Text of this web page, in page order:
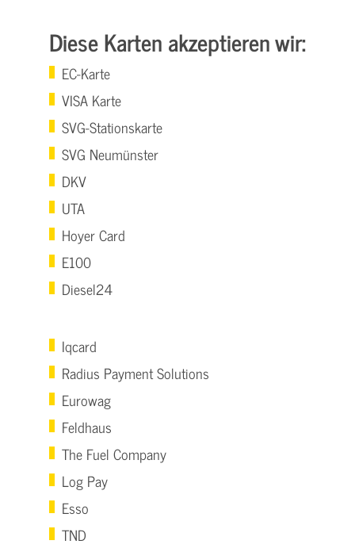
Diese Karten akzeptieren wir:
EC-Karte
VISA Karte
SVG-Stationskarte
SVG Neumünster
DKV
UTA
Hoyer Card
E100
Diesel24
Iqcard
Radius Payment Solutions
Eurowag
Feldhaus
The Fuel Company
Log Pay
Esso
TND